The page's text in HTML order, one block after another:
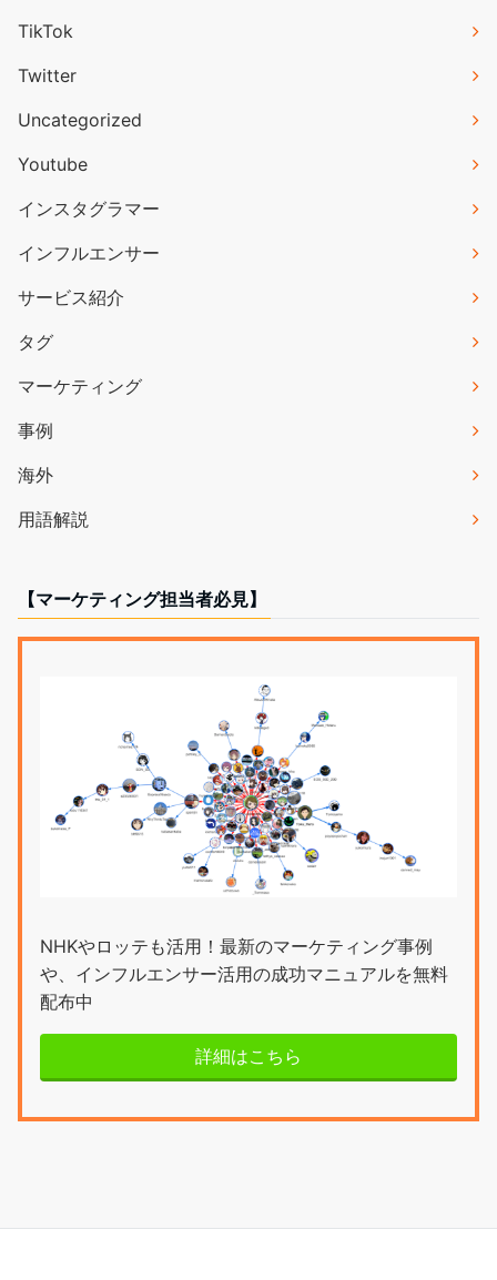
TikTok
Twitter
Uncategorized
Youtube
インスタグラマー
インフルエンサー
サービス紹介
タグ
マーケティング
事例
海外
用語解説
【マーケティング担当者必見】
NHKやロッテも活用！最新のマーケティング事例
や、インフルエンサー活用の成功マニュアルを無料
配布中
詳細はこちら